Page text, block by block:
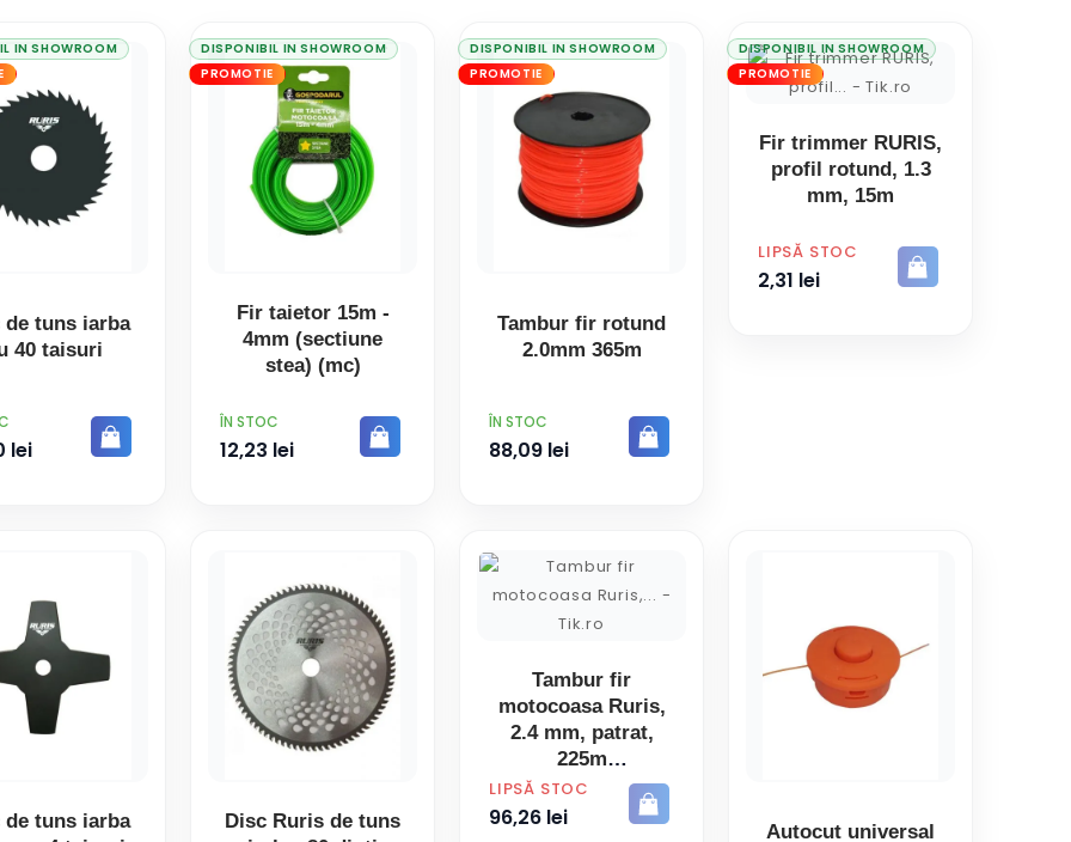
IN SHOWROOM
de tuns iarba
40 taisuri
lei
DISPONIBIL IN SHOWROOM
PROMOTIE
Fir taietor 15m -
4mm (sectiune
stea) (mc)
PRET
ÎN STOC
12,23 lei
DISPONIBIL IN SHOWROOM
PROMOTIE
Tambur fir rotund
2.0mm 365m
PRET
ÎN STOC
88,09 lei
DISPONIBIL IN SHOWROOM
PROMOTIE
Fir trimmer RURIS,
profil rotund, 1.3
mm, 15m
PRET
LIPSĂ STOC
2,31 lei
de tuns iarba
Disc Ruris de tuns
Tambur fir
motocoasa Ruris,
2.4 mm, patrat,
225m
PRET
LIPSĂ STOC
96,26 lei
Autocut universal